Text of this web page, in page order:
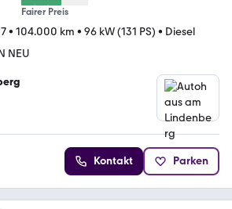
Fairer Preis
• 104.000 km • 96 kW (131 PS) • Diesel
NEU
Kontakt Parken